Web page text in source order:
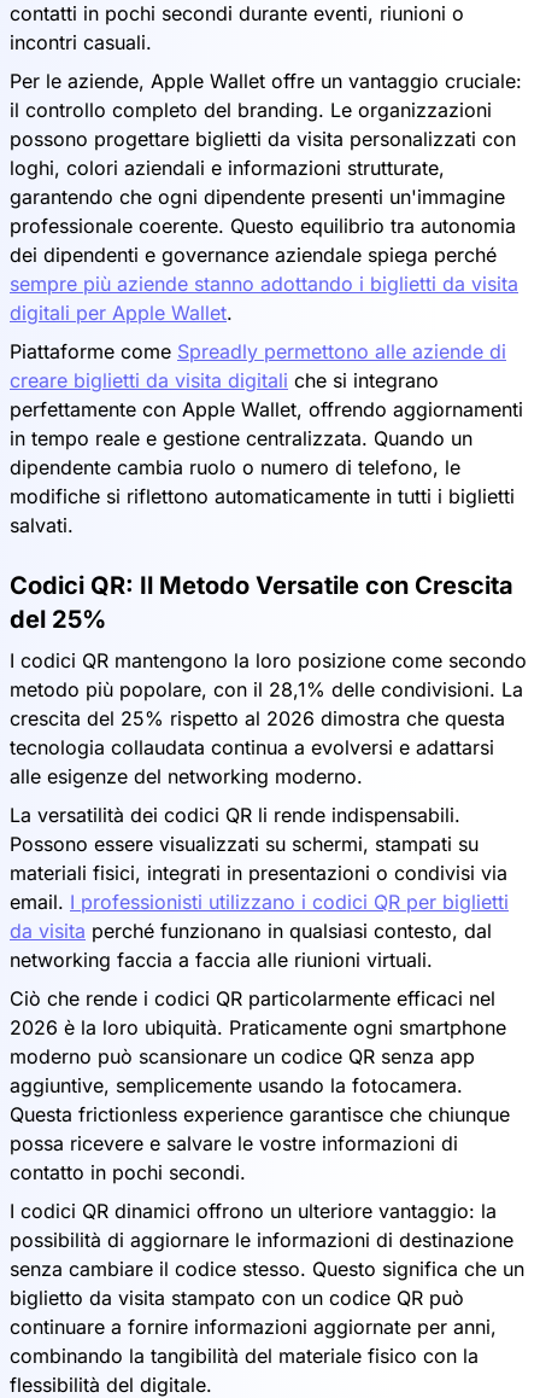
contatti in pochi secondi durante eventi, riunioni o
incontri casuali.
Per le aziende, Apple Wallet offre un vantaggio cruciale:
il controllo completo del branding. Le organizzazioni
possono progettare biglietti da visita personalizzati con
loghi, colori aziendali e informazioni strutturate,
garantendo che ogni dipendente presenti un'immagine
professionale coerente. Questo equilibrio tra autonomia
dei dipendenti e governance aziendale spiega perché
sempre più aziende stanno adottando i biglietti da visita
digitali per Apple Wallet.
Piattaforme come Spreadly permettono alle aziende di
creare biglietti da visita digitali che si integrano
perfettamente con Apple Wallet, offrendo aggiornamenti
in tempo reale e gestione centralizzata. Quando un
dipendente cambia ruolo o numero di telefono, le
modifiche si riflettono automaticamente in tutti i biglietti
salvati.
Codici QR: Il Metodo Versatile con Crescita
del 25%
I codici QR mantengono la loro posizione come secondo
metodo più popolare, con il 28,1% delle condivisioni. La
crescita del 25% rispetto al 2026 dimostra che questa
tecnologia collaudata continua a evolversi e adattarsi
alle esigenze del networking moderno.
La versatilità dei codici QR li rende indispensabili.
Possono essere visualizzati su schermi, stampati su
materiali fisici, integrati in presentazioni o condivisi via
email. I professionisti utilizzano i codici QR per biglietti
da visita perché funzionano in qualsiasi contesto, dal
networking faccia a faccia alle riunioni virtuali.
Ciò che rende i codici QR particolarmente efficaci nel
2026 è la loro ubiquità. Praticamente ogni smartphone
moderno può scansionare un codice QR senza app
aggiuntive, semplicemente usando la fotocamera.
Questa frictionless experience garantisce che chiunque
possa ricevere e salvare le vostre informazioni di
contatto in pochi secondi.
I codici QR dinamici offrono un ulteriore vantaggio: la
possibilità di aggiornare le informazioni di destinazione
senza cambiare il codice stesso. Questo significa che un
biglietto da visita stampato con un codice QR può
continuare a fornire informazioni aggiornate per anni,
combinando la tangibilità del materiale fisico con la
flessibilità del digitale.